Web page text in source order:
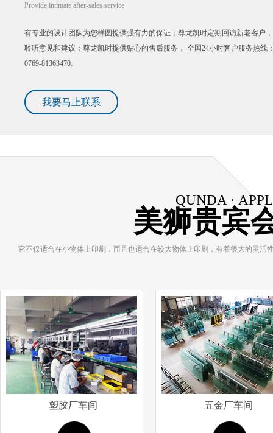
Provide intimate after-sales service
有专业的设计团队为您样图提供强有力的保证；尊龙凯时定期回访新老客户，
聆听意见和建议；尊龙凯时提供贴心的售后服务， 全国24小时客户服务热线
0769-81363470。
我要马上联系
QUNDA ·
美狮贵宾
它不仅适合在小物体上印刷，而且也适合在较大物体上印刷，有着很大的灵活
塑胶厂车间 五金厂车间